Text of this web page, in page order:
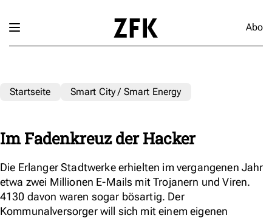
Abo
Startseite Smart City / Smart Energy
Im Fadenkreuz der Hacker
Die Erlanger Stadtwerke erhielten im vergangenen Jahr
etwa zwei Millionen E-Mails mit Trojanern und Viren.
4130 davon waren sogar bösartig. Der
Kommunalversorger will sich mit einem eigenen